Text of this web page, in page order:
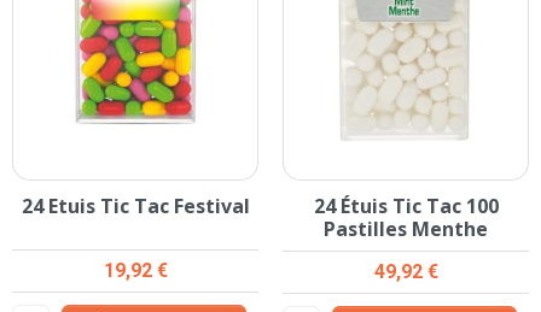
24 Etuis Tic Tac Festival
Prix
19,92 €
24 Étuis Tic Tac 100
Pastilles Menthe
Prix
49,92 €